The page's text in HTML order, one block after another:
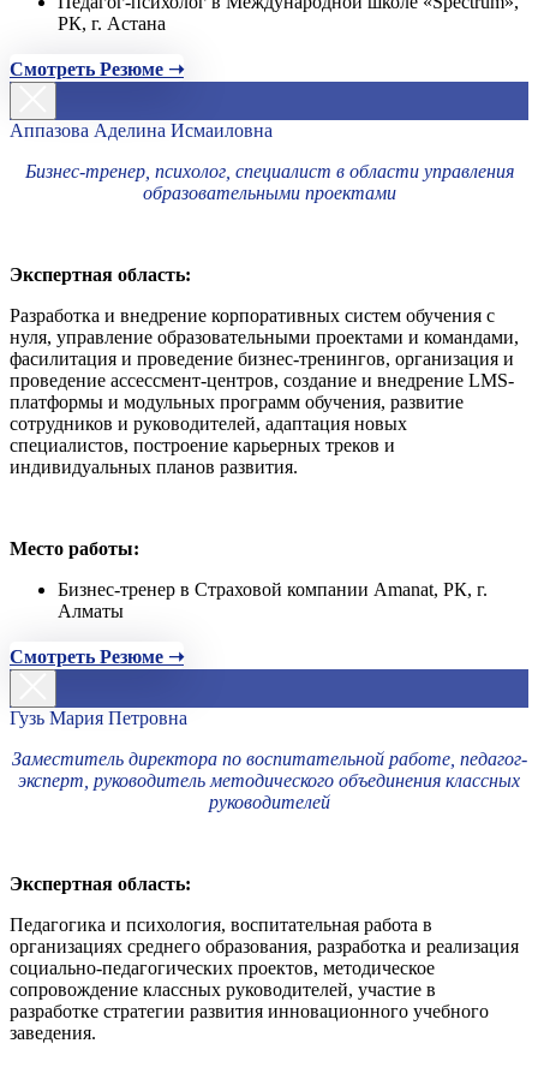
РК, г. Астана
Смотреть Резюме ➝
Аппазова Аделина Исмаиловна
Бизнес-тренер, психолог, специалист в области управления
образовательными проектами
Экспертная область:
Разработка и внедрение корпоративных систем обучения с
нуля, управление образовательными проектами и командами,
фасилитация и проведение бизнес-тренингов, организация и
проведение ассессмент-центров, создание и внедрение LMS-
платформы и модульных программ обучения, развитие
сотрудников и руководителей, адаптация новых
специалистов, построение карьерных треков и
индивидуальных планов развития.
Место работы:
Бизнес-тренер в Страховой компании Amanat, РК, г.
Алматы
Смотреть Резюме ➝
Гузь Мария Петровна
Заместитель директора по воспитательной работе, педагог-
эксперт, руководитель методического объединения классных
руководителей
Экспертная область:
Педагогика и психология, воспитательная работа в
организациях среднего образования, разработка и реализация
социально-педагогических проектов, методическое
сопровождение классных руководителей, участие в
разработке стратегии развития инновационного учебного
заведения.